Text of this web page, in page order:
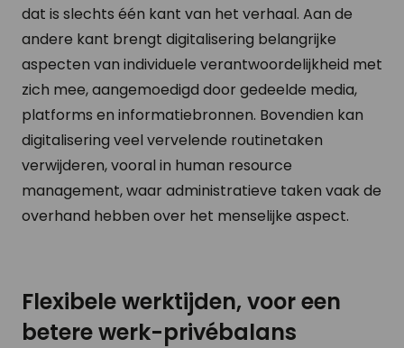
dat is slechts één kant van het verhaal. Aan de
andere kant brengt digitalisering belangrijke
aspecten van individuele verantwoordelijkheid met
zich mee, aangemoedigd door gedeelde media,
platforms en informatiebronnen. Bovendien kan
digitalisering veel vervelende routinetaken
verwijderen, vooral in human resource
management, waar administratieve taken vaak de
overhand hebben over het menselijke aspect.
Flexibele werktijden, voor een
betere werk-privébalans